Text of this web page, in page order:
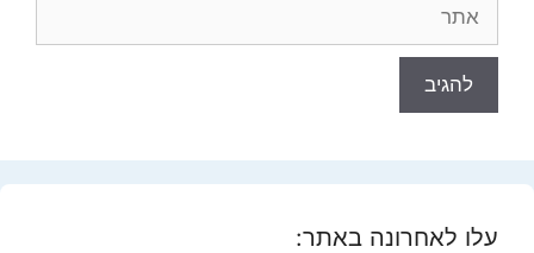
עלו לאחרונה באתר: